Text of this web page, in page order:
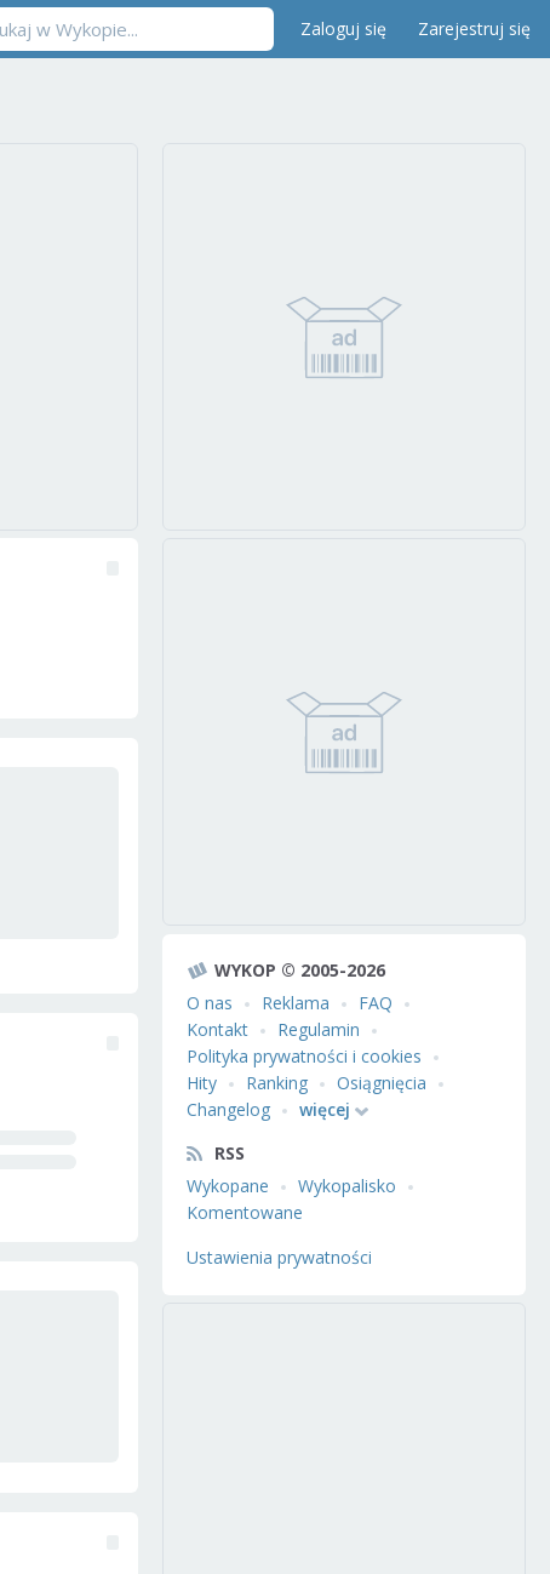
Zaloguj się Zarejestruj się
WYKOP © 2005-2026
O nas
Reklama
FAQ
Kontakt
Regulamin
Polityka prywatności i cookies
Hity
Ranking
Osiągnięcia
Changelog
więcej
RSS
Wykopane
Wykopalisko
Komentowane
Ustawienia prywatności